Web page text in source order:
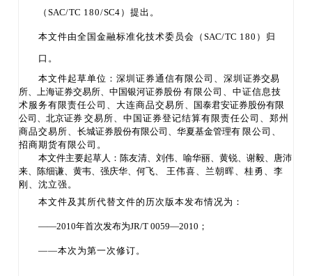
（SAC/TC 180/SC4）提出。
本文件由全国金融标准化技术委员会（SAC/TC 180）归
口。
本文件起草单位：深圳证券通信有限公司、深圳证券交易
所、上海证券交易所、中国银河证券股份 有限公司、中证信息技
术服务有限责任公司、大连商品交易所、国泰君安证券股份有限
公司、北京证券 交易所、中国证券登记结算有限责任公司、郑州
商品交易所、长城证券股份有限公司、华夏基金管理有 限公司、
招商期货有限公司。
本文件主要起草人：陈友清、刘伟、喻华丽、黄锐、谢毅、唐沛
来、陈细谦、黄韦、强庆华、何飞、
王伟喜、兰朝晖、桂勇、李
刚、沈立强。
本文件及其所代替文件的历次版本发布情况为：
——2010年首次发布为JR/T 0059—2010；
——本次为第一次修订。